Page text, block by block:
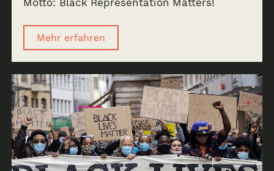
Archiv
News & Events
SSOA
Memorial
Mehr erfahren